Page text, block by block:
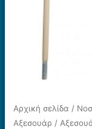
Αρχική σελίδα /
Αξεσουάρ /